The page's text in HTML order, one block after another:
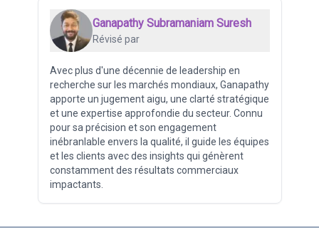
Ganapathy Subramaniam Suresh
Révisé par
Avec plus d'une décennie de leadership en
recherche sur les marchés mondiaux, Ganapathy
apporte un jugement aigu, une clarté stratégique
et une expertise approfondie du secteur. Connu
pour sa précision et son engagement
inébranlable envers la qualité, il guide les équipes
et les clients avec des insights qui génèrent
constamment des résultats commerciaux
impactants.